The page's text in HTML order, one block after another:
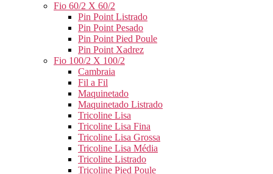
Fio 60/2 X 60/2
Pin Point Listrado
Pin Point Pesado
Pin Point Pied Poule
Pin Point Xadrez
Fio 100/2 X 100/2
Cambraia
Fil a Fil
Maquinetado
Maquinetado Listrado
Tricoline Lisa
Tricoline Lisa Fina
Tricoline Lisa Grossa
Tricoline Lisa Média
Tricoline Listrado
Tricoline Pied Poule